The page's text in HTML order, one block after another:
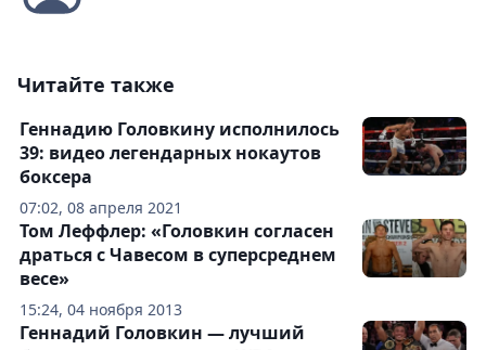
Читайте также
07:02, 08 апреля 2021
Геннадию Головкину исполнилось
39: видео легендарных нокаутов
боксера
15:24, 04 ноября 2013
Том Леффлер: «Головкин согласен
драться с Чавесом в суперсреднем
весе»
Геннадий Головкин — лучший